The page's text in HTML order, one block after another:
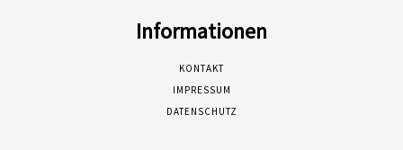
Informationen
KONTAKT
IMPRESSUM
DATENSCHUTZ